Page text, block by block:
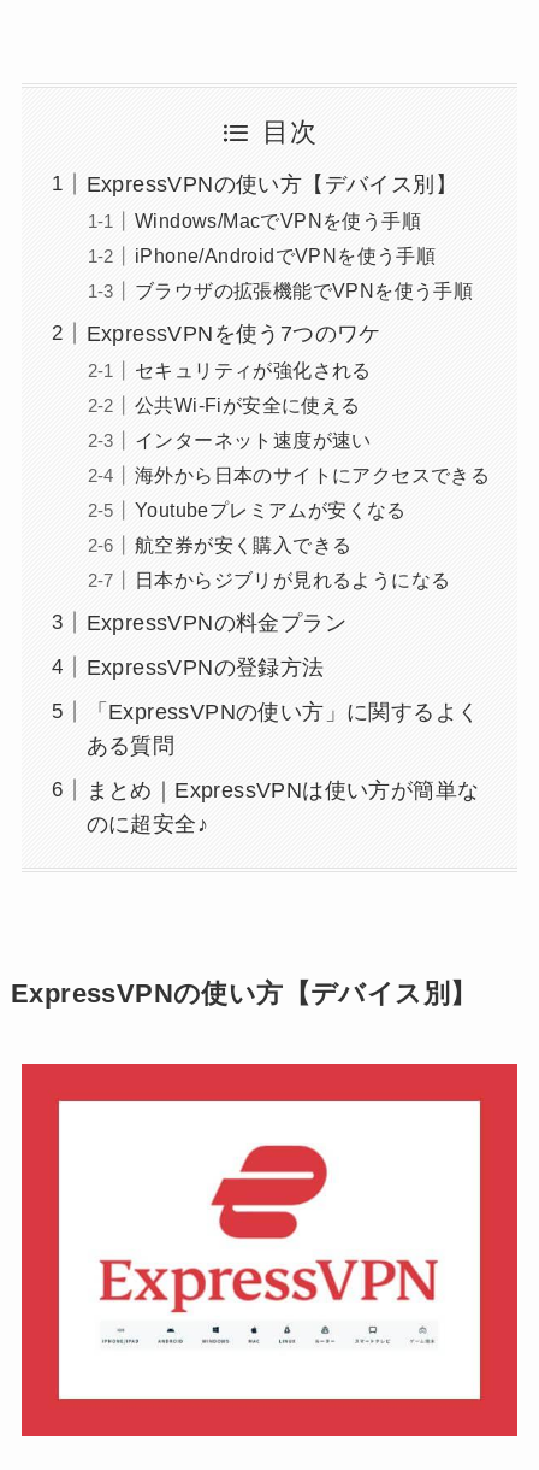
目次
ExpressVPNの使い方【デバイス別】
Windows/MacでVPNを使う手順
iPhone/AndroidでVPNを使う手順
ブラウザの拡張機能でVPNを使う手順
ExpressVPNを使う7つのワケ
セキュリティが強化される
公共Wi-Fiが安全に使える
インターネット速度が速い
海外から日本のサイトにアクセスできる
Youtubeプレミアムが安くなる
航空券が安く購入できる
日本からジブリが見れるようになる
ExpressVPNの料金プラン
ExpressVPNの登録方法
「ExpressVPNの使い方」に関するよく
ある質問
まとめ｜ExpressVPNは使い方が簡単な
のに超安全♪
ExpressVPNの使い方【デバイス別】